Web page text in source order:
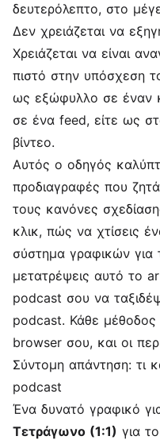
δευτερόλεπτο, στο
Δεν χρειάζεται να
Χρειάζεται να είναι
πιστό στην υπόσχεση
ως εξώφυλλο σε έναν
σε ένα feed, είτε ως
βίντεο.
Αυτός ο οδηγός
προδιαγραφές που
τους κανόνες
κλικ, πώς να χτίσεις
σύστημα γραφικών
μετατρέψεις αυτό το
podcast σου να
podcast. Κάθε μέθοδος
browser σου, και οι
Σύντομη απάντηση: τι
podcast
Ένα δυνατό γραφικό
Τετράγωνο (1:1) για